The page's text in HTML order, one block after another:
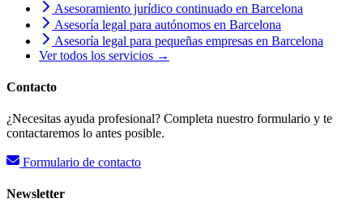
Asesoramiento jurídico continuado en Barcelona
Asesoría legal para autónomos en Barcelona
Asesoría legal para pequeñas empresas en Barcelona
Ver todos los servicios →
Contacto
¿Necesitas ayuda profesional? Completa nuestro formulario y te
contactaremos lo antes posible.
Formulario de contacto
Newsletter